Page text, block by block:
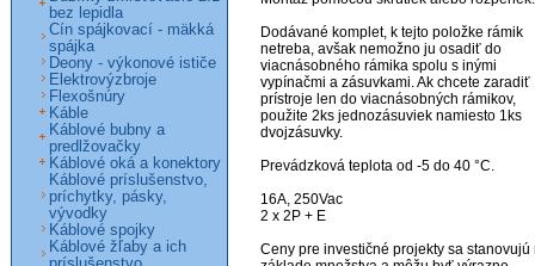
Dodávané komplet, k tejto položke rámik
netreba, avšak nemožno ju osadiť do
viacnásobného rámika spolu s inými
vypínačmi a zásuvkami. Ak chcete zaradiť
prístroje len do viacnásobných rámikov,
použite 2ks jednozásuviek namiesto 1ks
dvojzásuvky.
Prevádzková teplota od -5 do 40 °C.
16A, 250Vac
2 x 2P + E
Ceny pre investičné projekty sa stanovujú
bez lepidla
Cín spájkovací - mäkká
spájka
Deony - výkonové ističe
Elektrovýzbroje
Flexošnúry
Káble
Káblové bubny a
predlžovačky
Káblové oká a konektory
Káblové príslušenstvo,
príchytky, pásky,
vývodky
Káblové spojky
Káblové žľaby a ich